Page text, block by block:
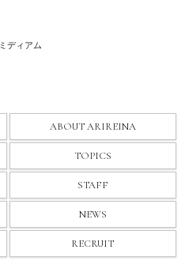
ミディアム
ABOUT ARIREINA
TOPICS
STAFF
NEWS
RECRUIT